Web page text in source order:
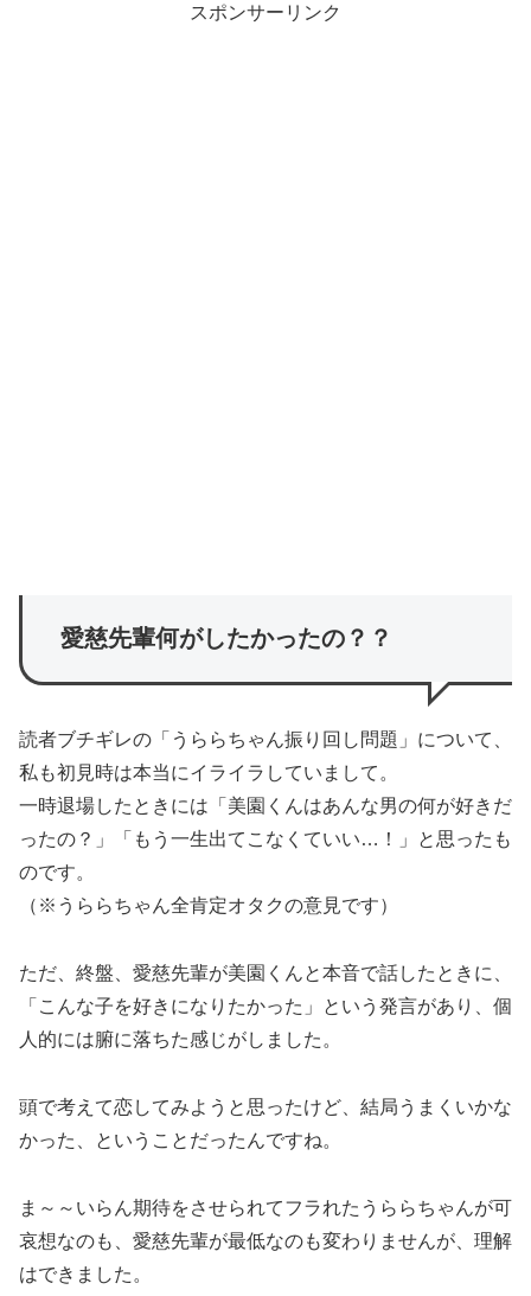
スポンサーリンク
愛慈先輩何がしたかったの？？
読者ブチギレの「うららちゃん振り回し問題」について、
私も初見時は本当にイライラしていまして。
一時退場したときには「美園くんはあんな男の何が好きだ
ったの？」「もう一生出てこなくていい…！」と思ったも
のです。
（※うららちゃん全肯定オタクの意見です）
ただ、終盤、愛慈先輩が美園くんと本音で話したときに、
「こんな子を好きになりたかった」という発言があり、個
人的には腑に落ちた感じがしました。
頭で考えて恋してみようと思ったけど、結局うまくいかな
かった、ということだったんですね。
ま～～いらん期待をさせられてフラれたうららちゃんが可
哀想なのも、愛慈先輩が最低なのも変わりませんが、理解
はできました。